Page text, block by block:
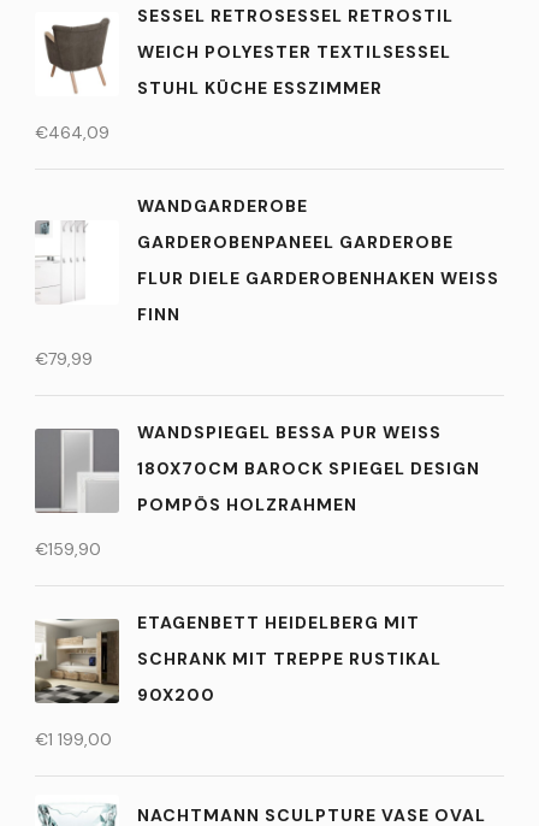
SESSEL RETROSESSEL RETROSTIL
WEICH POLYESTER TEXTILSESSEL
STUHL KÜCHE ESSZIMMER
€464,09
WANDGARDEROBE
GARDEROBENPANEEL GARDEROBE
FLUR DIELE GARDEROBENHAKEN WEISS F
INN
€79,99
WANDSPIEGEL BESSA PUR WEISS 1
80X70CM BAROCK SPIEGEL DESIGN P
OMPÖS HOLZRAHMEN
€159,90
ETAGENBETT HEIDELBERG MIT
SCHRANK MIT TREPPE RUSTIKAL
90X200
€1 199,00
NACHTMANN SCULPTURE VASE OVAL